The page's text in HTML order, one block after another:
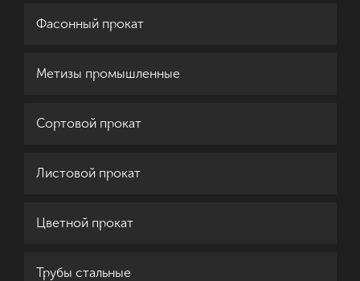
Фасонный прокат
Метизы промышленные
Сортовой прокат
Листовой прокат
Цветной прокат
Трубы стальные